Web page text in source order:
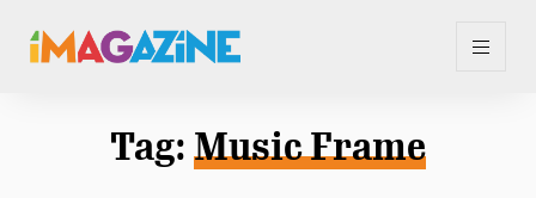
Tag: Music Frame